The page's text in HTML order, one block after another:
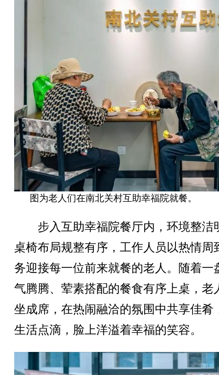
图为老人们在南北关村互助幸福院就餐。
步入互助幸福院餐厅内，环境整洁
桌椅布局规整有序，工作人员以热情周
务迎接每一位前来就餐的老人。随着一
气腾腾、荤素搭配的餐食有序上桌，老
坐成席，在热闹融洽的氛围中共享佳肴
生活点滴，脸上洋溢着幸福的笑容。